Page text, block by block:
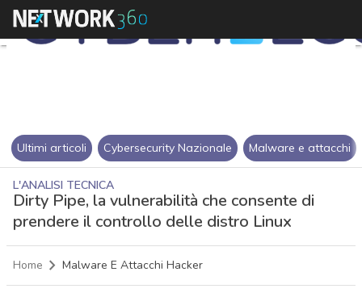
Ultimi articoli Cybersecurity Nazionale Malware e attacchi
L'ANALISI TECNICA
Dirty Pipe, la vulnerabilità che consente di
prendere il controllo delle distro Linux
Home Malware E Attacchi Hacker